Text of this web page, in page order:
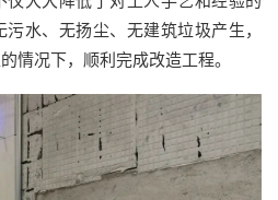
水、无扬尘、无建筑垃圾产生，
情况下，顺利完成改造工程。